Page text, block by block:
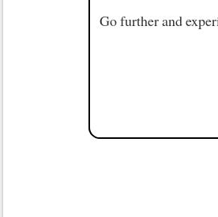
Go further and